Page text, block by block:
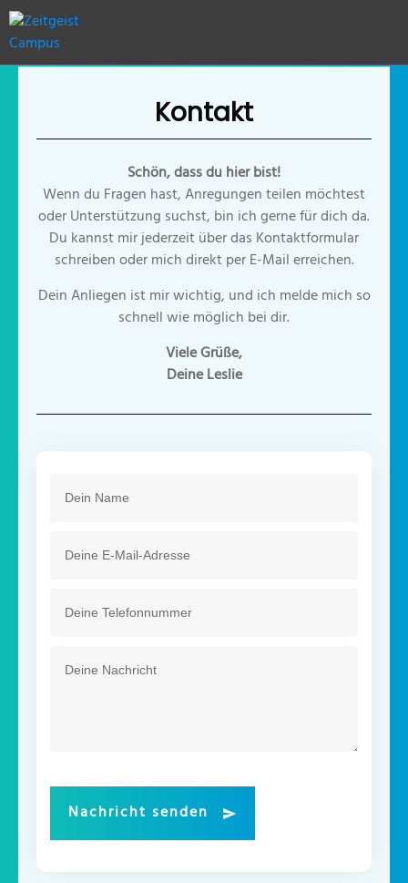
Kontakt
Schön, dass du hier bist!
Wenn du Fragen hast, Anregungen teilen möchtest
oder Unterstützung suchst, bin ich gerne für dich da.
Du kannst mir jederzeit über das Kontaktformular
schreiben oder mich direkt per E-Mail erreichen.
Dein Anliegen ist mir wichtig, und ich melde mich so
schnell wie möglich bei dir.
Viele Grüße,
Deine Leslie
Nachricht senden